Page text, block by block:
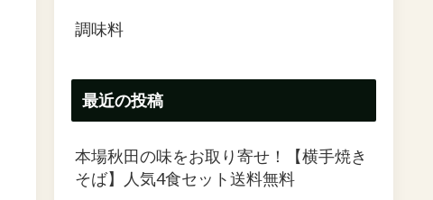
調味料
最近の投稿
本場秋田の味をお取り寄せ！【横手焼き
そば】人気4食セット送料無料